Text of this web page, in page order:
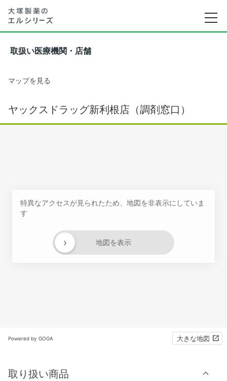
取扱い医療機関・店舗
マップを見る
ヤックスドラッグ新利根店（調剤窓口）
特異なアクセスが見られたため、地図を非表示にしていま
す
地図を表示
›
Powered by GOGA 大きな地図
取り扱い商品